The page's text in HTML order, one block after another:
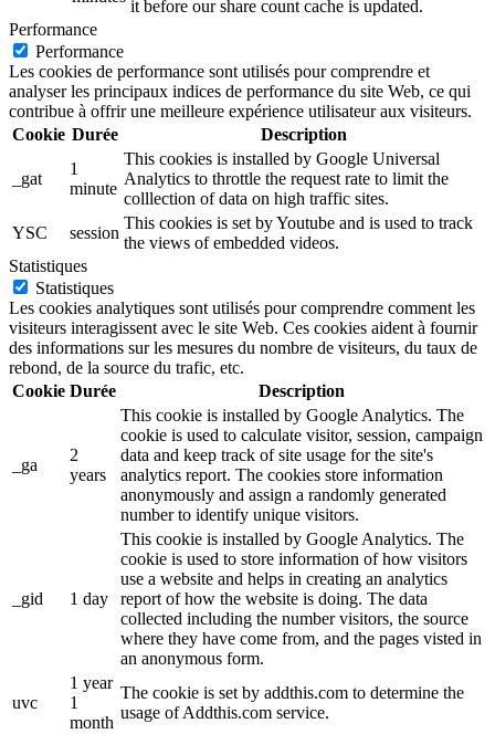
it before our share count cache is updated.
Performance
Performance
Les cookies de performance sont utilisés pour comprendre et
analyser les principaux indices de performance du site Web, ce qui
contribue à offrir une meilleure expérience utilisateur aux visiteurs.
Cookie Durée Description
_gat
1
minute
This cookies is installed by Google Universal
Analytics to throttle the request rate to limit the
colllection of data on high traffic sites.
YSC
session
This cookies is set by Youtube and is used to track
the views of embedded videos.
Statistiques
Statistiques
Les cookies analytiques sont utilisés pour comprendre comment les
visiteurs interagissent avec le site Web. Ces cookies aident à fournir
des informations sur les mesures du nombre de visiteurs, du taux de
rebond, de la source du trafic, etc.
Cookie Durée Description
_ga
2
years
This cookie is installed by Google Analytics. The
cookie is used to calculate visitor, session, campaign
data and keep track of site usage for the site's
analytics report. The cookies store information
anonymously and assign a randomly generated
number to identify unique visitors.
_gid 1 day
This cookie is installed by Google Analytics. The
cookie is used to store information of how visitors
use a website and helps in creating an analytics
report of how the website is doing. The data
collected including the number visitors, the source
where they have come from, and the pages visted in
an anonymous form.
uvc
1 year
1
month
The cookie is set by addthis.com to determine the
usage of Addthis.com service.